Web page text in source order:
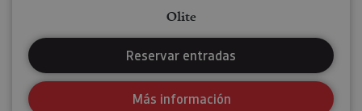
Olite
Reservar entradas
Más información